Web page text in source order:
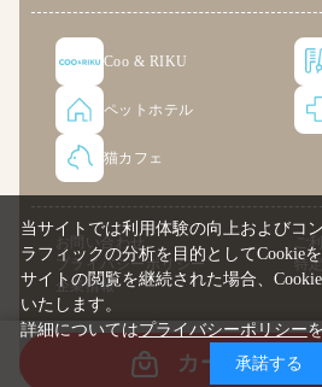
カートに入れ
Coo & RIKU
ペットホテル
猫カフェ
お問い合わせ
ご
プライバシーポリシー
特
企業情報
© COO PREMIUM
当サイトでは利用体験の向上およびコ
ラフィックの分析を目的としてCookie
サイトの閲覧を継続された場合、
いたします。
詳細についてはプライバシーポリシー
承諾する